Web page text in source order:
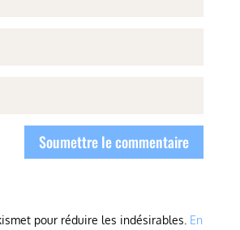
Soumettre le commentaire
pour réduire les indésirables. En